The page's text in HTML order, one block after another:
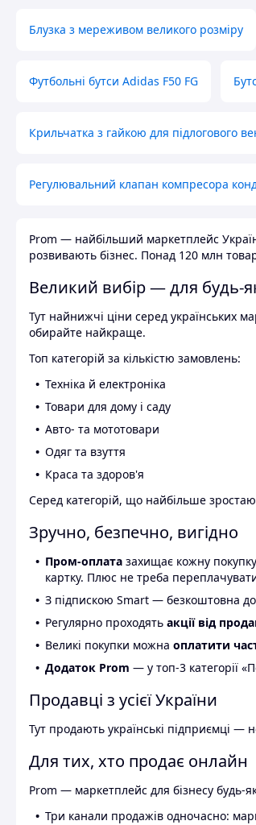
Блузка з мереживом великого розміру
Футбольні бутси Adidas F50 FG
Крильчатка з гайкою для підлогового
Регулювальний клапан компресора
Prom — найбільший маркетплейс
розвивають бізнес. Понад 120 млн
Великий вибір — для будь-
Тут найнижчі ціни серед українських
обирайте найкраще.
Топ категорій за кількістю замовлень:
Техніка й електроніка
Товари для дому і саду
Авто- та мототовари
Одяг та взуття
Краса та здоров'я
Серед категорій, що найбільше
Зручно, безпечно, вигідно
Пром-оплата захищає кожну
картку. Плюс не треба
З підпискою Smart — безкоштовна
Регулярно проходять акції від
Великі покупки можна оплатити
Додаток Prom — у топ-3 категорії
Продавці з усієї України
Тут продають українські підприємці —
Для тих, хто продає онлайн
Prom — маркетплейс для бізнесу будь-
Три канали продажів одночасно: